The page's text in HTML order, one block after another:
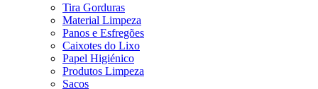
Tira Gorduras
Material Limpeza
Panos e Esfregões
Caixotes do Lixo
Papel Higiénico
Produtos Limpeza
Sacos